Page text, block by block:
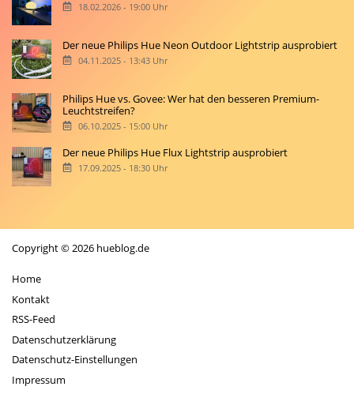
18.02.2026 - 19:00 Uhr
Der neue Philips Hue Neon Outdoor Lightstrip ausprobiert
04.11.2025 - 13:43 Uhr
Philips Hue vs. Govee: Wer hat den besseren Premium-
Leuchtstreifen?
06.10.2025 - 15:00 Uhr
Der neue Philips Hue Flux Lightstrip ausprobiert
17.09.2025 - 18:30 Uhr
Copyright © 2026 hueblog.de
Home
Kontakt
RSS-Feed
Datenschutzerklärung
Datenschutz-Einstellungen
Impressum